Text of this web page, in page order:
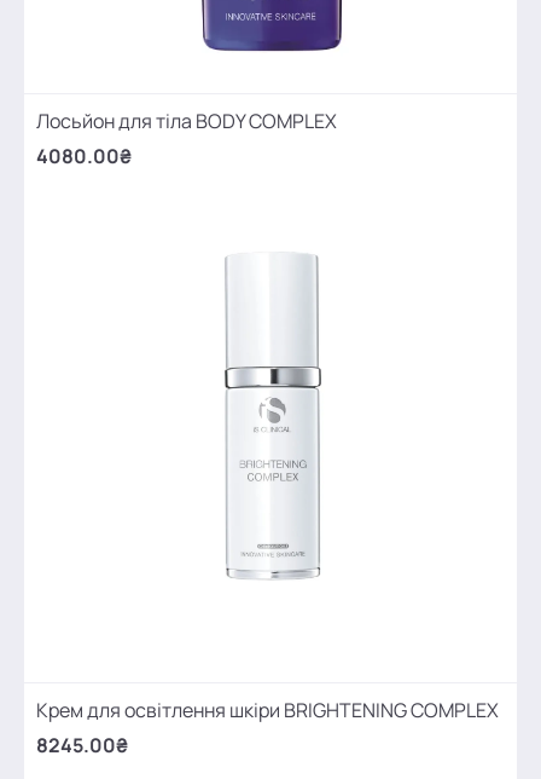
Лосьйон для тіла BODY COMPLEX
4080.00₴
Крем для освітлення шкіри BRIGHTENING COMPLEX
8245.00₴